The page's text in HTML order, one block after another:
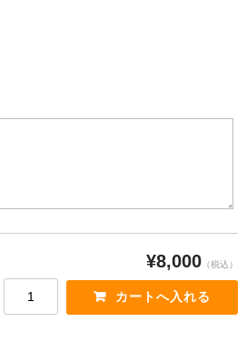
¥8,000 （税込）